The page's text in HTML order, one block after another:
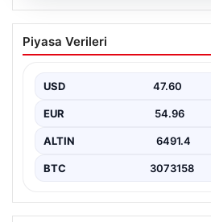
05.08.2026
Kurbanlık fiyatları il il
2026: Büyükbaş ve
ve tüm illerin kurbanlık
Piyasa Verileri
USD 47.60
EUR 54.96
ALTIN 6491.4
BTC 3073158